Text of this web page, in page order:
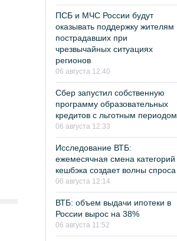
ПСБ и МЧС России будут
оказывать поддержку жителям
пострадавших при
чрезвычайных ситуациях
регионов
06 августа 12:40
Сбер запустил собственную
программу образовательных
кредитов с льготным периодом
06 августа 12:33
Исследование ВТБ:
ежемесячная смена категорий
кешбэка создает волны спроса
06 августа 12:14
ВТБ: объем выдачи ипотеки в
России вырос на 38%
06 августа 11:52